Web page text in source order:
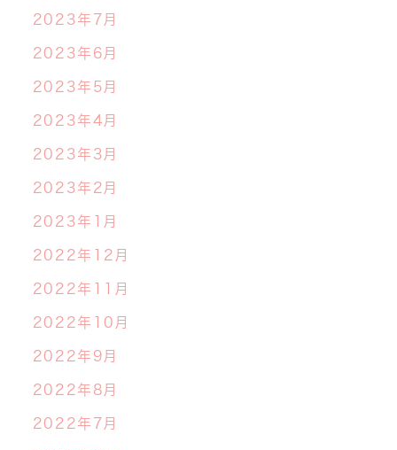
2023年7月
2023年6月
2023年5月
2023年4月
2023年3月
2023年2月
2023年1月
2022年12月
2022年11月
2022年10月
2022年9月
2022年8月
2022年7月